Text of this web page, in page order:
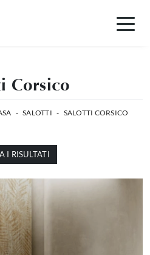
Corsico
- SALOTTI - SALOTTI CORSICO
I RISULTATI